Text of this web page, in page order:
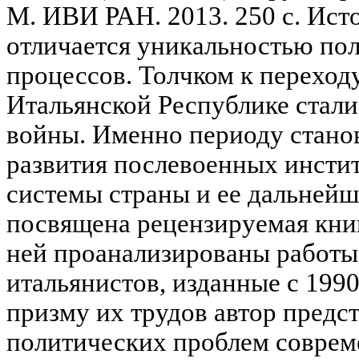
М. ИВИ РАН. 2013. 250 с.
отличается уникальностью
процессов. Толчком к
Итальянской Республике
войны. Именно периоду
развития послевоенных
системы страны и ее
посвящена рецензируемая
ней проанализированы
итальянистов, изданные с
призму их трудов автор
политических проблем